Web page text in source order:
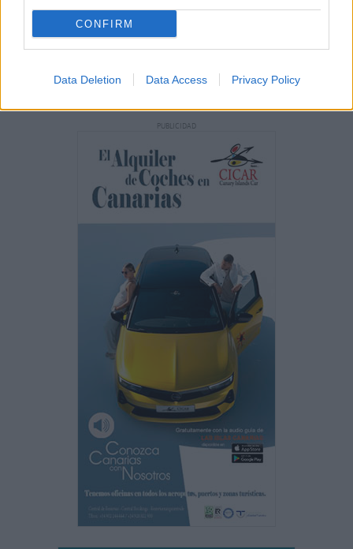
CONFIRM
Data Deletion Data Access Privacy Policy
PUBLICIDAD